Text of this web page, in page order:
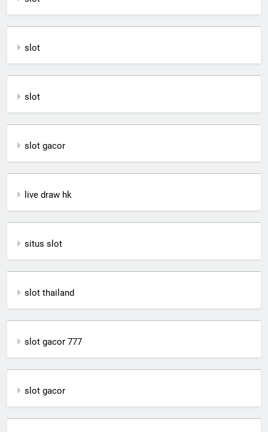
slot
slot
slot gacor
live draw hk
situs slot
slot thailand
slot gacor 777
slot gacor